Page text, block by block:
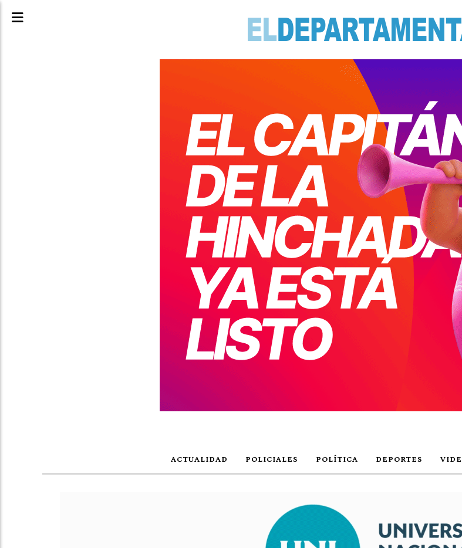
ACTUALIDAD POLICIALES POLÍTICA DEPORTES